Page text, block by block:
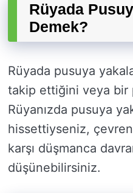
Rüyada
Demek?
Rüyada pusuya
takip ettiğini veya bir
Rüyanızda pusuya
hissettiyseniz,
karşı düşmanca
düşünebilirsiniz.